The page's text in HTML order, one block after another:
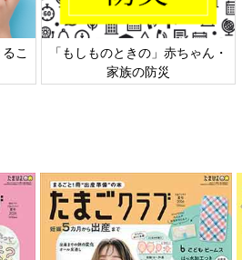
まいます。
食べるときにバッサーってならなけ
しばればいいのですが、問題なのは
ら幼稚園に通っていたら、ぼさぼさ
編み込みにしてくれたそう！えー、
子をかぶっても邪魔にならないし、
こ
「もしものときの」赤ちゃん・
家族の防災